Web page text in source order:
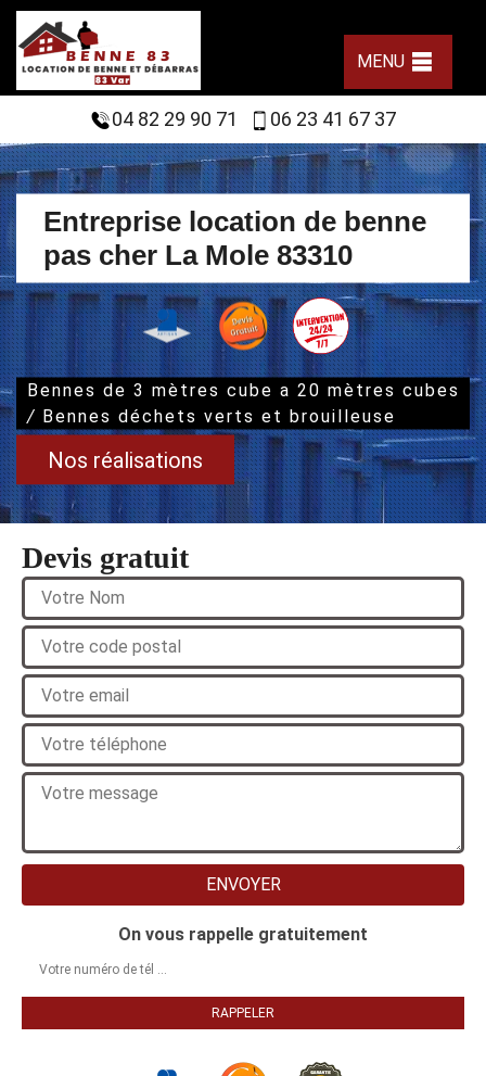
MENU
04 82 29 90 71 06 23 41 67 37
Entreprise location de benne
pas cher La Mole 83310
Bennes de 3 mètres cube a 20 mètres cubes
/ Bennes déchets verts et brouilleuse
Nos réalisations
Devis gratuit
On vous rappelle gratuitement